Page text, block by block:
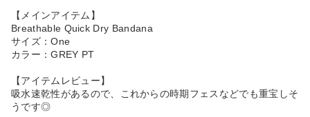
【メインアイテム】
Breathable Quick Dry Bandana
サイズ：One
カラー：GREY PT
【アイテムレビュー】
吸水速乾性があるので、これからの時期フェスなどでも重宝しそ
うです◎